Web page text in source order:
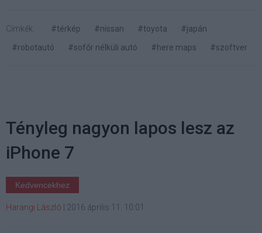
Címkék: #térkép #nissan #toyota
#japán
#robotautó
#sofőr nélküli autó #here maps #szoftver
Tényleg nagyon lapos lesz az
iPhone 7
Kedvencekhez
Harangi László 2016 április 11. 10:01